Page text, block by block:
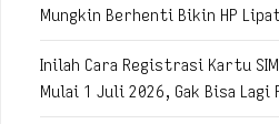
Mungkin Berhenti Bikin HP
Inilah Cara Registrasi Kartu
Mulai 1 Juli 2026, Gak Bisa Lagi